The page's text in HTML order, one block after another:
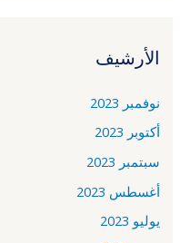
الأرشيف
نوفمبر 2023
أكتوبر 2023
سبتمبر 2023
أغسطس 2023
يوليو 2023